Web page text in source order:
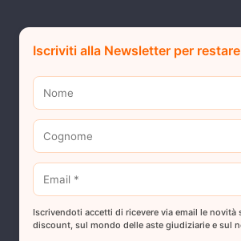
Iscriviti alla Newsletter per
Iscrivendoti accetti di ricevere via email le novità
discount, sul mondo delle aste giudiziarie e sul